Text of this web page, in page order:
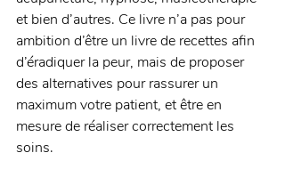
et bien d’autres. Ce livre n’a pas pour
ambition d’être un livre de recettes afin
d’éradiquer la peur, mais de proposer
des alternatives pour rassurer un
maximum votre patient, et être en
mesure de réaliser correctement les
soins.